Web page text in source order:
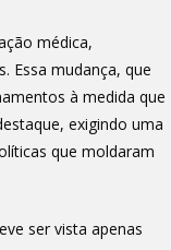
médica,
Essa mudança, que
à medida que
exigindo uma
que moldaram
ser vista apenas